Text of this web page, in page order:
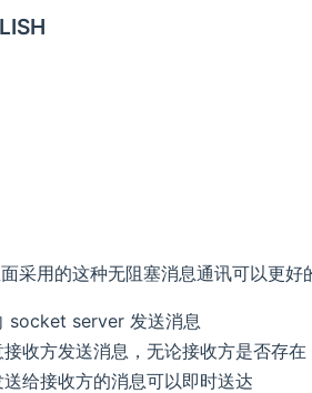
采用的这种无阻塞消息通讯可以更
socket server 发送消息
收方发送消息，无论接收方是否存在
给接收方的消息可以即时送达